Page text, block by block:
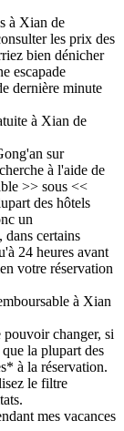
à Xian de
les prix des
bien dénicher
escapade
dernière minute
à Xian de
sur
à l'aide de
>> sous <<
des hôtels
un
dans certains
24 heures avant
votre réservation
à Xian
changer, si
la plupart des
à la réservation.
le filtre
mes vacances